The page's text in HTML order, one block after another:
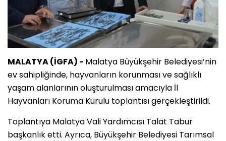
MALATYA (İGFA) - Malatya Büyükşehir Belediyesi’nin
ev sahipliğinde, hayvanların korunması ve sağlıklı
yaşam alanlarının oluşturulması amacıyla İl
Hayvanları Koruma Kurulu toplantısı gerçekleştirildi.
Toplantıya Malatya Vali Yardımcısı Talat Tabur
başkanlık etti. Ayrıca, Büyükşehir Belediyesi Tarımsal